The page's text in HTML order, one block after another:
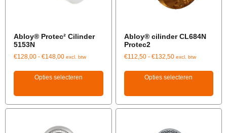
Abloy® Protec² Cilinder
5153N
€128,00 - €148,00 excl. btw
Opties selecteren
Abloy® cilinder CL684N
Protec2
€112,50 - €132,50 excl. btw
Opties selecteren